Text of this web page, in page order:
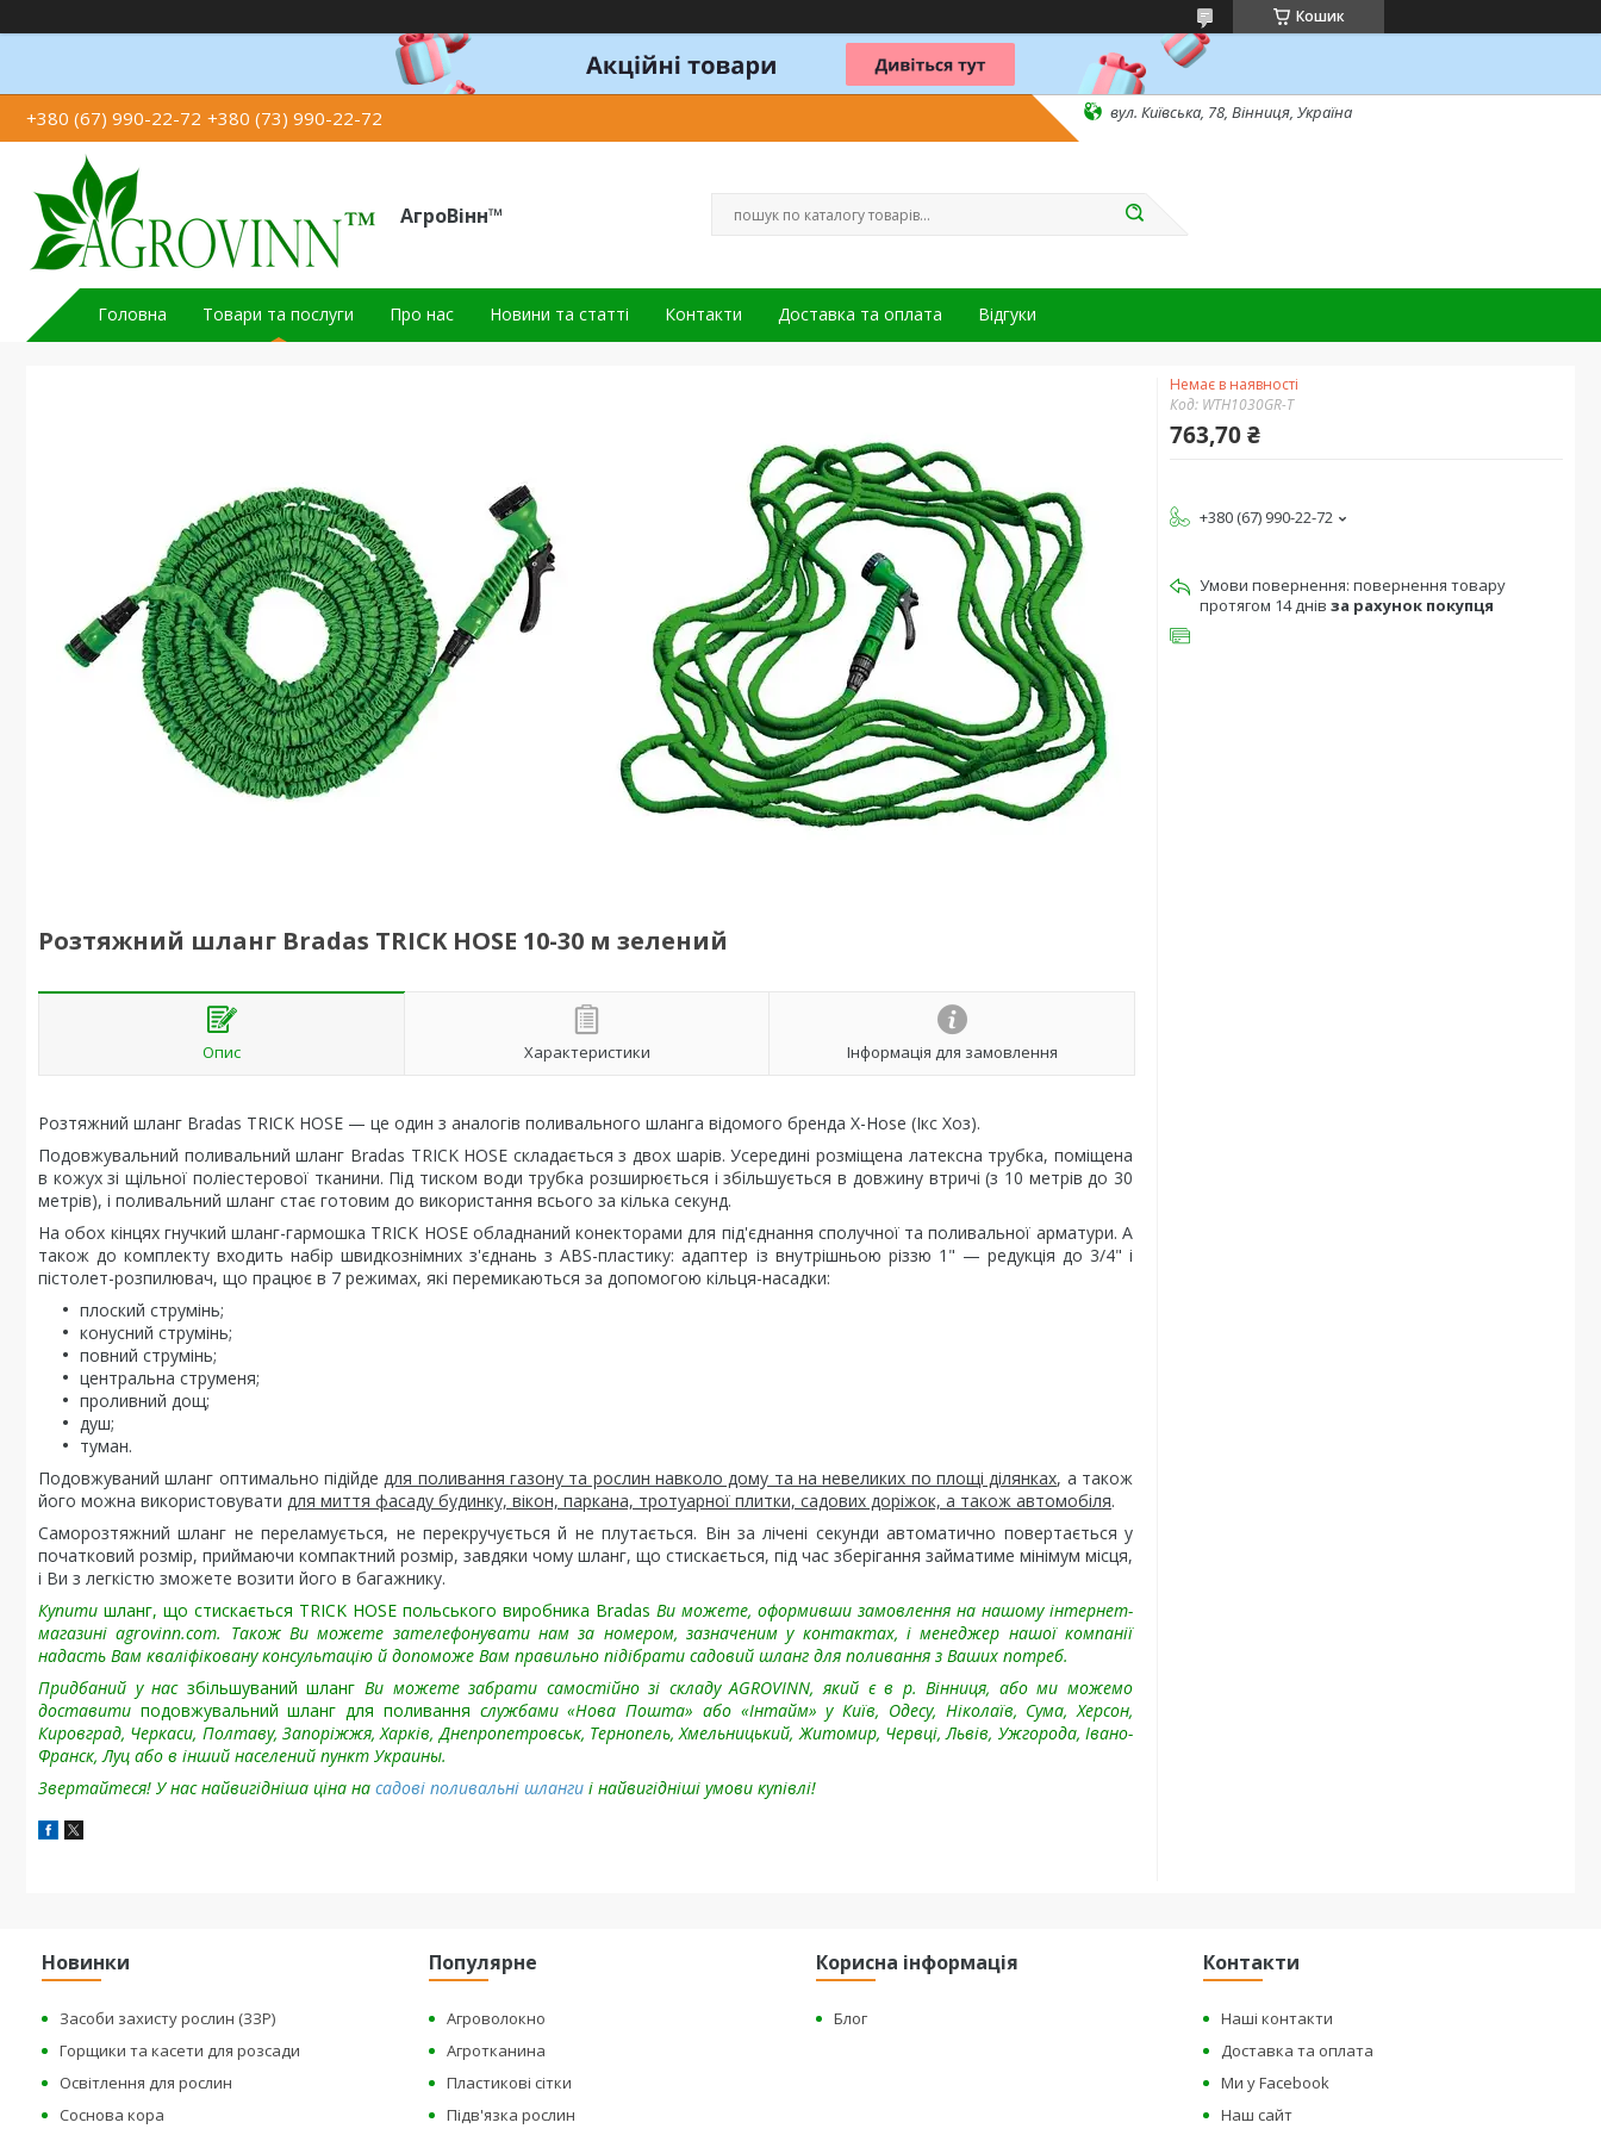
Кошик
+380 (67) 990-22-72 +380 (73) 990-22-72 вул. Київська, 78, Вінниця, Україна
АгроВінн™
Головна Товари та послуги Про нас Новини та статті Контакти Доставка та оплата Відгуки
Розтяжний шланг Bradas TRICK HOSE 10-30 м зелений
Опис Характеристики Інформація для замовлення
Розтяжний шланг Bradas TRICK HOSE — це один з аналогів поливального шланга відомого бренда X-Hose (Ікс Хоз).
Подовжувальний поливальний шланг Bradas TRICK HOSE складається з двох шарів. Усередині розміщена латексна трубка, поміщена
в кожух зі щільної поліестерової тканини. Під тиском води трубка розширюється і збільшується в довжину втричі (з 10 метрів до 30
метрів), і поливальний шланг стає готовим до використання всього за кілька секунд.
На обох кінцях гнучкий шланг-гармошка TRICK HOSE обладнаний конекторами для під'єднання сполучної та поливальної арматури. А
також до комплекту входить набір швидкознімних з'єднань з ABS-пластику: адаптер із внутрішньою різзю 1" — редукція до 3/4" і
пістолет-розпилювач, що працює в 7 режимах, які перемикаються за допомогою кільця-насадки:
плоский струмінь;
конусний струмінь;
повний струмінь;
центральна струменя;
проливний дощ;
душ;
туман.
Подовжуваний шланг оптимально підійдедля поливання газону та рослин навколо дому та на невеликих по площі ділянках, а також
його можна використовувати для миття фасаду будинку, вікон, паркана, тротуарної плитки, садових доріжок, а також автомобіля.
Саморозтяжний шланг не переламується, не перекручується й не плутається. Він за лічені секунди автоматично повертається у
початковий розмір, приймаючи компактний розмір, завдяки чому шланг, що стискається, під час зберігання займатиме мінімум місця,
і Ви з легкістю зможете возити його в багажнику.
Купити шланг, що стискається TRICK HOSE польського виробника Bradas Ви можете, оформивши замовлення на нашому інтернет-
магазині agrovinn.com. Також Ви можете зателефонувати нам за номером, зазначеним у контактах, і менеджер нашої компанії
надасть Вам кваліфіковану консультацію й допоможе Вам правильно підібрати садовий шланг для поливання з Ваших потреб.
Придбаний у нас збільшуваний шланг Ви можете забрати самостійно зі складу AGROVINN, який є в р. Вінниця, або ми можемо
доставити подовжувальний шланг для поливання службами «Нова Пошта» або «Інтайм» у Київ, Одесу, Ніколаїв, Сума, Херсон,
Кировград, Черкаси, Полтаву, Запоріжжя, Харків, Днепропетровськ, Тернопель, Хмельницький, Житомир, Червці, Львів, Ужгорода, Івано-
Франск, Луц або в інший населений пункт Украины.
Звертайтеся! У нас найвигідніша ціна на садові поливальні шланги і найвигідніші умови купівлі!
Немає в наявності
Код: WTH1030GR-T
763,70 ₴
+380 (67) 990-22-72
повернення товару
протягом 14 днів за рахунок покупця
Новинки
Засоби захисту рослин (ЗЗР)
Горщики та касети для розсади
Освітлення для рослин
Соснова кора
Популярне
Агроволокно
Агротканина
Пластикові сітки
Підв'язка рослин
Корисна інформація
Блог
Контакти
Наші контакти
Доставка та оплата
Ми у Facebook
Наш сайт